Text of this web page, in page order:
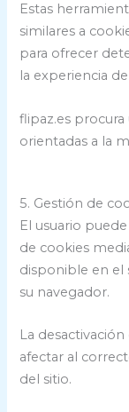
Estas
similares a
para ofrecer
la experiencia
flipaz.es
orientadas a la
5. Gestión de
El usuario
de cookies
disponible en el
su navegador.
La
afectar al
del sitio.